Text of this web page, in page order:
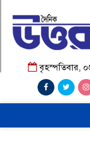
বৃহস্পতিবার,